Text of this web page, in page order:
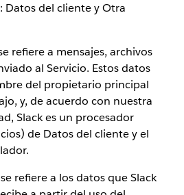
Datos del cliente y Otra
refiere a mensajes, archivos
al Servicio. Estos datos
del propietario principal
y, de acuerdo con nuestra
Slack es un procesador
de Datos del cliente y el
refiere a los datos que Slack